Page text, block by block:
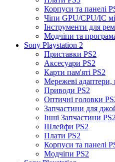
Корпуси та панелі
Чіпи GPU/CPU/IC
Інструменти для
Модчіпи та
Sony Playstation 2
Приставки PS2
Аксесуари PS2
Карти пам'яті PS2
Мережеві адаптери,
Приводи PS2
Оптичні головки
Запчастини для
Інші Запчастини PS2
Шлейфи PS2
Плати PS2
Корпуси та панелі
Модчіпи PS2